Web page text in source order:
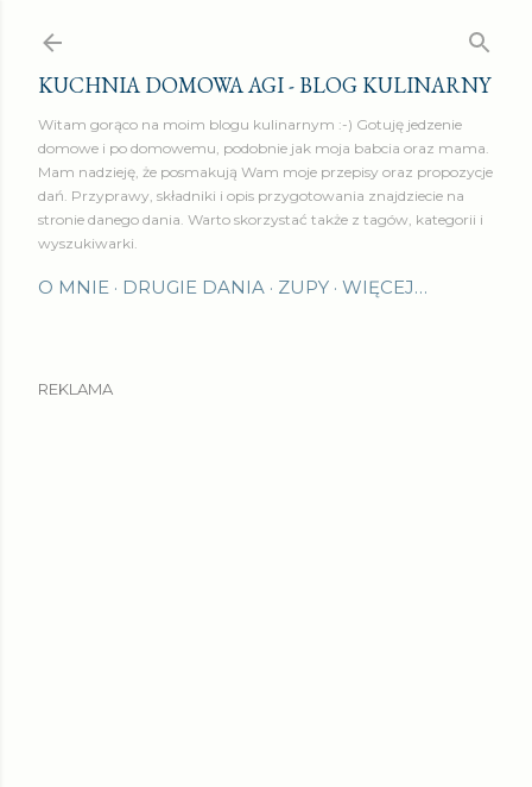
KUCHNIA DOMOWA AGI - BLOG KULINARNY
Witam gorąco na moim blogu kulinarnym :-) Gotuję jedzenie
domowe i po domowemu, podobnie jak moja babcia oraz mama.
Mam nadzieję, że posmakują Wam moje przepisy oraz propozycje
dań. Przyprawy, składniki i opis przygotowania znajdziecie na
stronie danego dania. Warto skorzystać także z tagów, kategorii i
wyszukiwarki.
O MNIE DRUGIE DANIA ZUPY WIĘCEJ…
REKLAMA